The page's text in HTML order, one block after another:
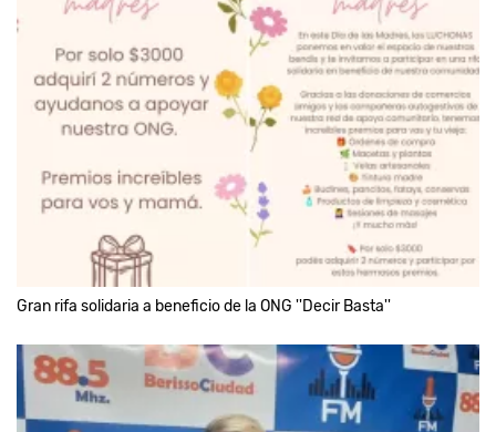
Gran rifa solidaria a beneficio de la ONG ''Decir Basta''